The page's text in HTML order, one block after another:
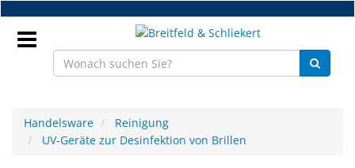
Zum
Hauptinhalt
springen
DE
Handelsware
Reinigung
UV-Geräte zur Desinfektion von Brillen